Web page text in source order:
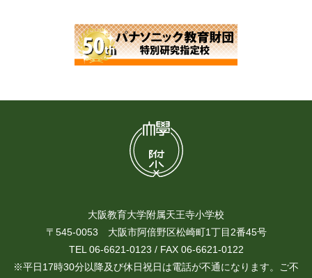
大阪教育大学附属天王寺小学校
〒545-0053 大阪市阿倍野区松崎町1丁目2番45号
TEL 06-6621-0123 / FAX 06-6621-0122
※平日17時30分以降及び休日祝日は電話が不通になります。ご不